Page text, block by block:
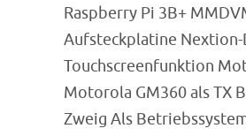
Raspberry Pi 3B+
Aufsteckplatine
Touchscreenfunktion
Motorola GM360 als TX
Zweig Als